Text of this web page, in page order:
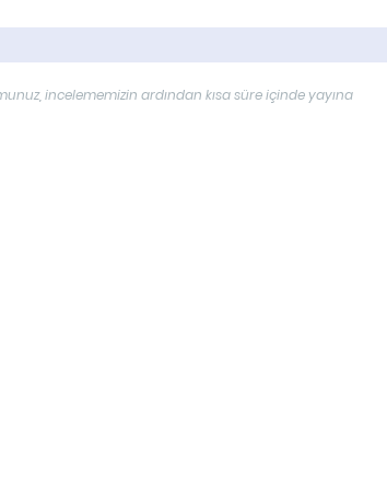
incelememizin ardından kısa süre içinde yayına